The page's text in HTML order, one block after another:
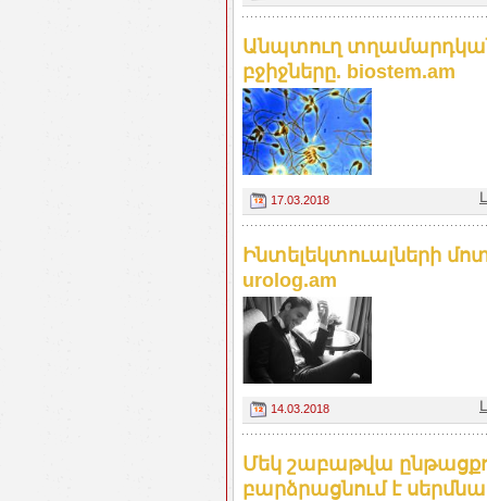
Անպտուղ
բջիջները. biostem.am
17.03.2018
Ինտելեկտուալների
urolog.am
14.03.2018
Մեկ շաբաթվա
բարձրացնում է